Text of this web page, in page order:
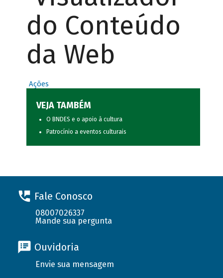
do Conteúdo
da Web
Ações
VEJA TAMBÉM
O BNDES e o apoio à cultura
Patrocínio a eventos culturais
Fale Conosco
08007026337
Mande sua pergunta
Ouvidoria
Envie sua mensagem